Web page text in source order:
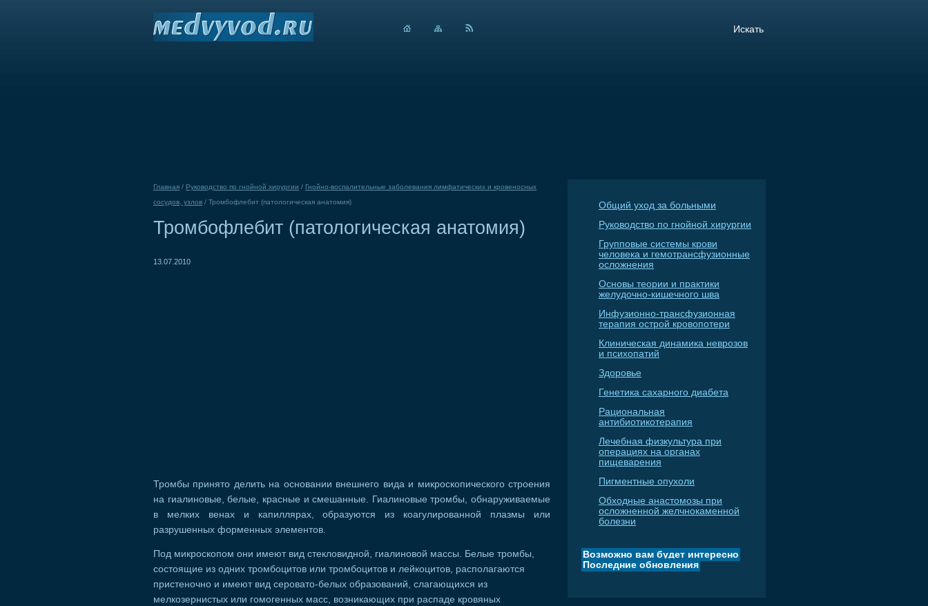
Главная / Руководство по гнойной хирургии / Гнойно-воспалительные заболевания лимфатических и кровеносных
сосудов, узлов / Тромбофлебит (патологическая анатомия)
Тромбофлебит (патологическая анатомия)
13.07.2010
Тромбы принято делить на основании внешнего вида и микроскопического строения
на гиалиновые, белые, красные и смешанные. Гиалиновые тромбы, обнаруживаемые
в мелких венах и капиллярах, образуются из коагулированной плазмы или
разрушенных форменных элементов.
Под микроскопом они имеют вид стекловидной, гиалиновой массы. Белые тромбы,
состоящие из одних тромбоцитов или тромбоцитов и лейкоцитов, располагаются
пристеночно и имеют вид серовато-белых образований, слагающихся из
мелкозернистых или гомогенных масс, возникающих при распаде кровяных
Общий уход за больными
Руководство по гнойной хирургии
Групповые системы крови
человека и гемотрансфузионные
осложнения
Основы теории и практики
желудочно-кишечного шва
Инфузионно-трансфузионная
терапия острой кровопотери
Клиническая динамика неврозов
и психопатий
Здоровье
Генетика сахарного диабета
Рациональная
антибиотикотерапия
Лечебная физкультура при
операциях на органах
пищеварения
Пигментные опухоли
Обходные анастомозы при
осложненной желчнокаменной
болезни
Возможно вам будет интересно
Последние обновления